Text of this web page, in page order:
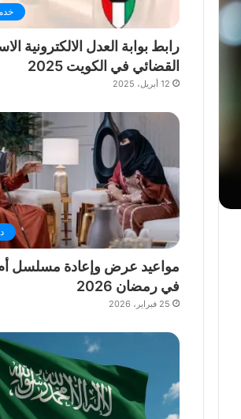
رابط بوابة العدل الالكترونية
القضائي في الكويت 2025
12 أبريل، 2025
مواعيد عرض وإعادة مسلسل
في رمضان 2026
25 فبراير، 2026